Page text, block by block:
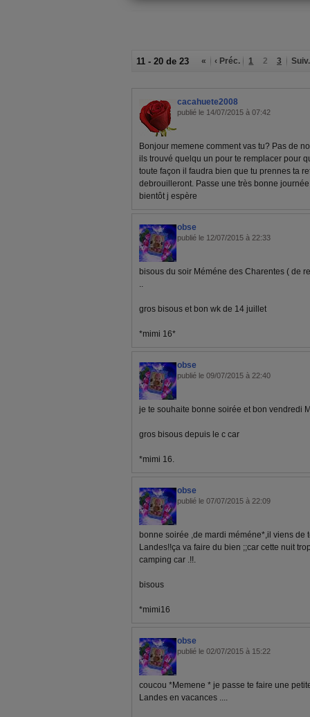
11 - 20 de 23 « ‹ Préc. 1 2 3 Suiv.
cacahuete2008
publié le 14/07/2015 à 07:42
Bonjour memene comment vas tu? Pas de
ils trouvé quelqu un pour te remplacer pour
toute façon il faudra bien que tu prennes ta
debrouilleront. Passe une très bonne
bientôt j espère
obse
publié le 12/07/2015 à 22:33
bisous du soir Méméne des Charentes ( de
..
gros bisous et bon wk de 14 juillet
*mimi 16*
obse
publié le 09/07/2015 à 22:40
je te souhaite bonne soirée et bon vendredi
gros bisous depuis le c car
*mimi 16.
obse
publié le 07/07/2015 à 22:09
bonne soirée ,de mardi méméne*,il viens de
Landes!!ça va faire du bien ;;car cette nuit
camping car .!!.
bisous
*mimi16
obse
publié le 02/07/2015 à 15:22
coucou *Memene * je passe te faire une
Landes en vacances ....